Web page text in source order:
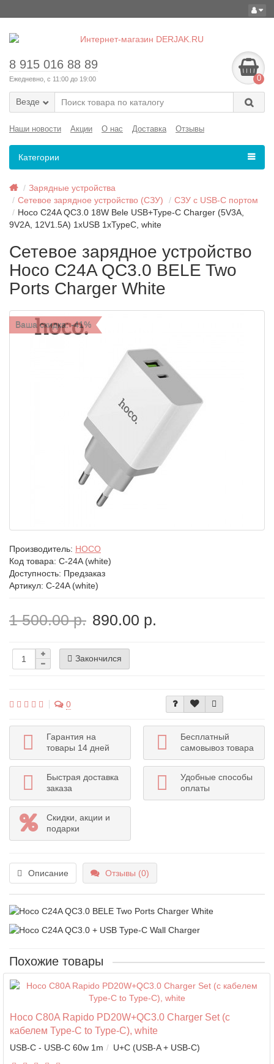
8 915 016 88 89
Ежедневно, с 11:00 до 19:00 0
Везде
Наши новости Акции О нас Доставка Отзывы
Категории
Зарядные устройства
Сетевое зарядное устройство (СЗУ)
СЗУ с USB-C портом
Hoco C24A QC3.0 18W Bele USB+Type-C Charger (5V3A,
9V2A, 12V1.5A) 1xUSB 1xTypeC, white
Сетевое зарядное устройство
Hoco C24A QC3.0 BELE Two
Ports Charger White
Ваша скидка: -41%
Производитель: HOCO
Код товара: C-24A (white)
Доступность: Предзаказ
Артикул: C-24A (white)
1 500.00 р. 890.00 р.
Закончился
0
Гарантия на
товары 14 дней
Бесплатный
самовывоз товара
Быстрая доставка
заказа
Удобные способы
оплаты
Скидки, акции и
подарки
Описание Отзывы (0)
Похожие товары
Hoco C80A Rapido PD20W+QC3.0 Charger Set (с
кабелем Type-C to Type-C), white
USB-C - USB-C 60w 1m U+C (USB-A + USB-C)